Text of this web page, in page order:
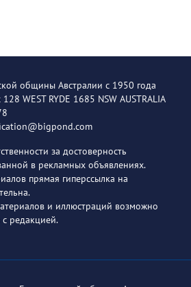
общины Австралии с 1950 года
WEST RYDE 1685 NSW AUSTRALIA
за достоверность
в рекламных объявлениях.
прямая гиперссылка на
и иллюстраций возможно
редакцией.